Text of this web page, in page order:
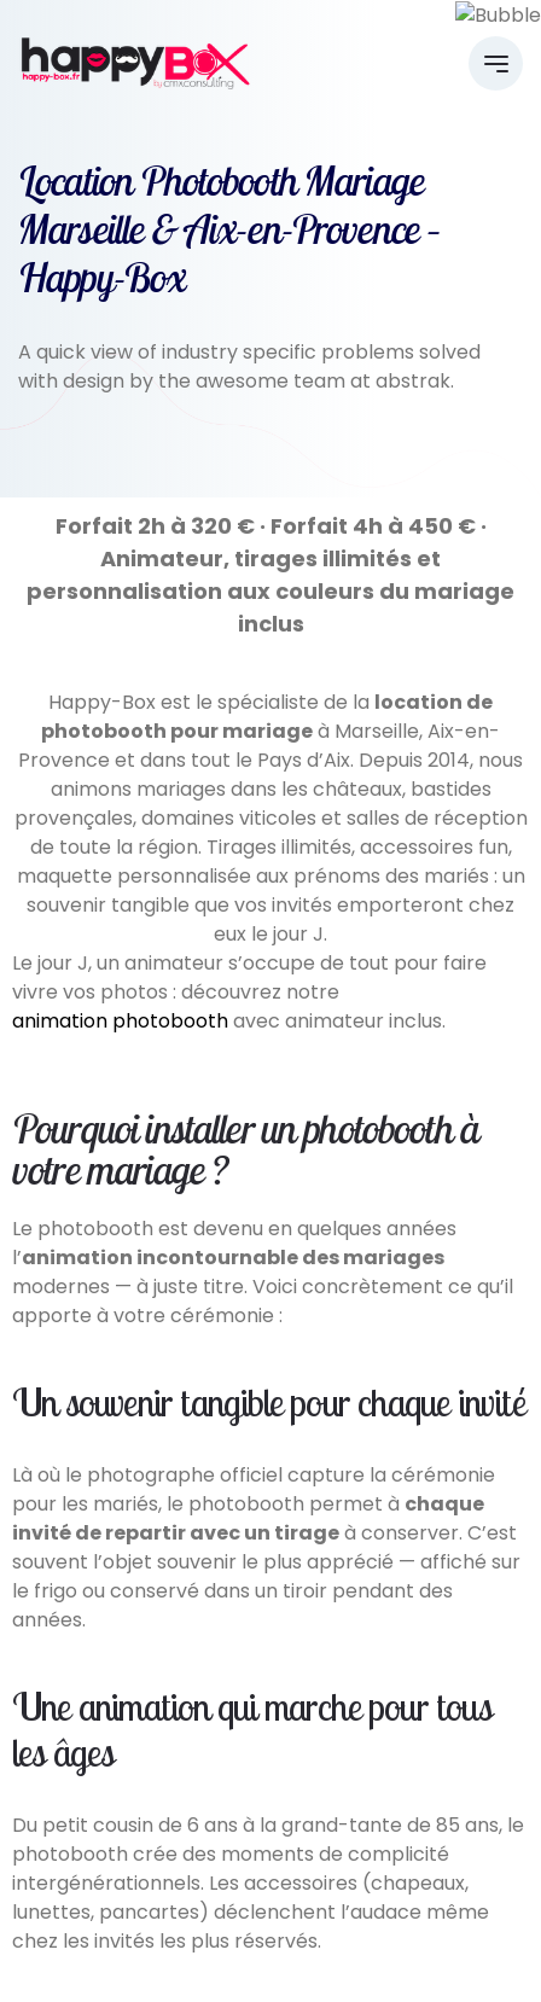
Location Photobooth Mariage
Marseille & Aix-en-Provence –
Happy-Box
A quick view of industry specific problems solved
with design by the awesome team at abstrak.
Forfait 2h à 320 € · Forfait 4h à 450 € ·
Animateur, tirages illimités et
personnalisation aux couleurs du mariage
inclus
Happy-Box est le spécialiste de la location de
photobooth pour mariageà Marseille, Aix-en-
Provence et dans tout le Pays d’Aix. Depuis 2014, nous
animons mariages dans les châteaux, bastides
provençales, domaines viticoles et salles de réception
de toute la région. Tirages illimités, accessoires fun,
maquette personnalisée aux prénoms des mariés : un
souvenir tangible que vos invités emporteront chez
eux le jour J.
Le jour J, un animateur s’occupe de tout pour faire
vivre vos photos : découvrez notre
animation photoboothavec animateur inclus.
Pourquoi installer un photobooth à
votre mariage ?
Le photobooth est devenu en quelques années
l’animation incontournable des mariages
modernes — à juste titre. Voici concrètement ce qu’il
apporte à votre cérémonie :
Un souvenir tangible pour chaque invité
Là où le photographe officiel capture la cérémonie
pour les mariés, le photobooth permet à chaque
invité de repartir avec un tirageà conserver. C’est
souvent l’objet souvenir le plus apprécié — affiché sur
le frigo ou conservé dans un tiroir pendant des
années.
Une animation qui marche pour tous
les âges
Du petit cousin de 6 ans à la grand-tante de 85 ans, le
photobooth crée des moments de complicité
intergénérationnels. Les accessoires (chapeaux,
lunettes, pancartes) déclenchent l’audace même
chez les invités les plus réservés.